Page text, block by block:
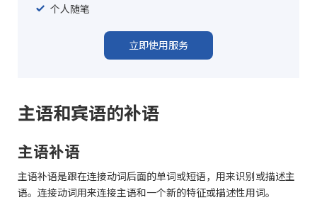
个人随笔
立即使用服务
主语和宾语的补语
主语补语
主语补语是跟在连接动词后面的单词或短语，用来识别或描述主
语。连接动词用来连接主语和一个新的特征或描述性用词。